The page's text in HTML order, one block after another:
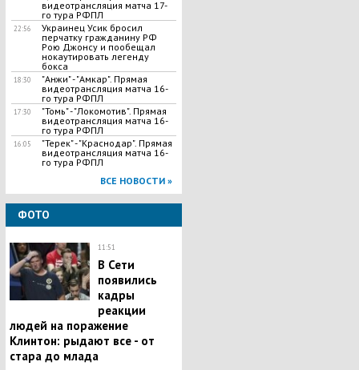
видеотрансляция матча 17-
го тура РФПЛ
22:56
Украинец Усик бросил
перчатку гражданину РФ
Рою Джонсу и пообещал
нокаутировать легенду
бокса
18:30
"Анжи" - "Амкар". Прямая
видеотрансляция матча 16-
го тура РФПЛ
17:30
"Томь" - "Локомотив". Прямая
видеотрансляция матча 16-
го тура РФПЛ
16:05
"Терек" - "Краснодар". Прямая
видеотрансляция матча 16-
го тура РФПЛ
ВСЕ НОВОСТИ »
ФОТО
11:51
В Сети
появились
кадры
реакции
людей на поражение
Клинтон: рыдают все - от
стара до млада